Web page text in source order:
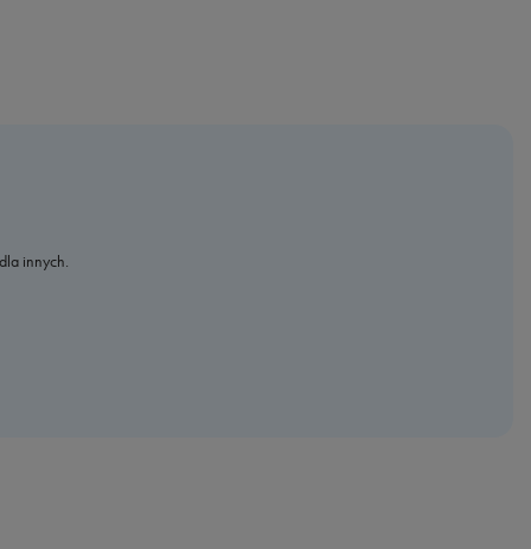
innych.